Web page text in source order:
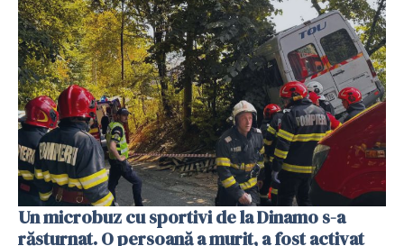
Un microbuz cu sportivi de la Dinamo s-a
răsturnat. O persoană a murit, a fost activat